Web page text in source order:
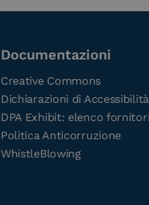
Documentazioni
Creative Commons
Dichiarazioni di Accessibilità
DPA Exhibit: elenco fornitori
Politica Anticorruzione
WhistleBlowing